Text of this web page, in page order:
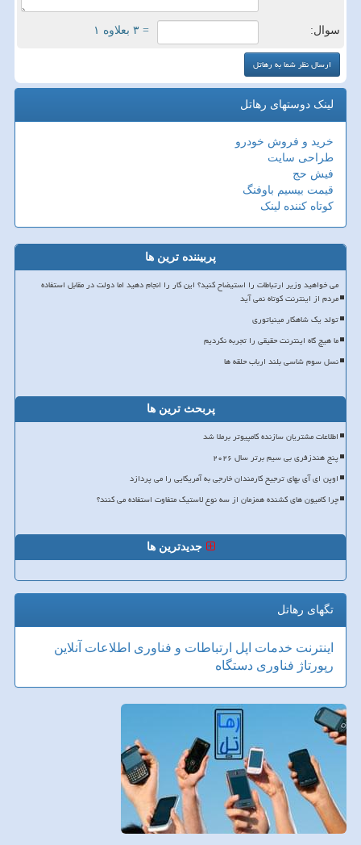
سوال: = ۳ بعلاوه ۱
لینک دوستهای رهاتل
خرید و فروش خودرو
طراحی سایت
فیش حج
قیمت بیسیم باوفنگ
کوتاه کننده لینک
پربیننده ترین ها
می خواهید وزیر ارتباطات را استیضاح کنید؟ این کار را انجام دهید اما دولت در مقابل استفاده
مردم از اینترنت کوتاه نمی آید
تولد یک شاهکار مینیاتوری
ما هیچ گاه اینترنت حقیقی را تجربه نکردیم
نسل سوم شاسی بلند ارباب حلقه ها
پربحث ترین ها
اطلاعات مشتریان سازنده کامپیوتر برملا شد
پنج هندزفری بی سیم برتر سال ۲۰۲۶
اوپن ای آی بهای ترجیح کارمندان خارجی به آمریکایی را می پردازد
چرا کامیون های کشنده همزمان از سه نوع لاستیک متفاوت استفاده می کنند؟
جدیدترین ها
تگهای رهاتل
اینترنت خدمات اپل ارتباطات و فناوری اطلاعات آنلاین
رپورتاژ فناوری دستگاه